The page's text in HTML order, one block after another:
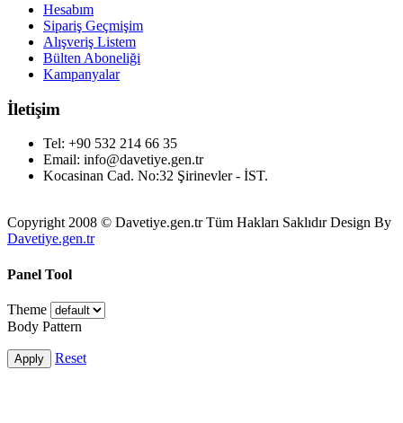
Hesabım
Sipariş Geçmişim
Alışveriş Listem
Bülten Aboneliği
Kampanyalar
İletişim
Tel: +90 532 214 66 35
Email: info@davetiye.gen.tr
Kocasinan Cad. No:32 Şirinevler - İST.
Copyright 2008 © Davetiye.gen.tr Tüm Hakları Saklıdır Design By
Davetiye.gen.tr
Panel Tool
Theme
Body Pattern
Apply Reset